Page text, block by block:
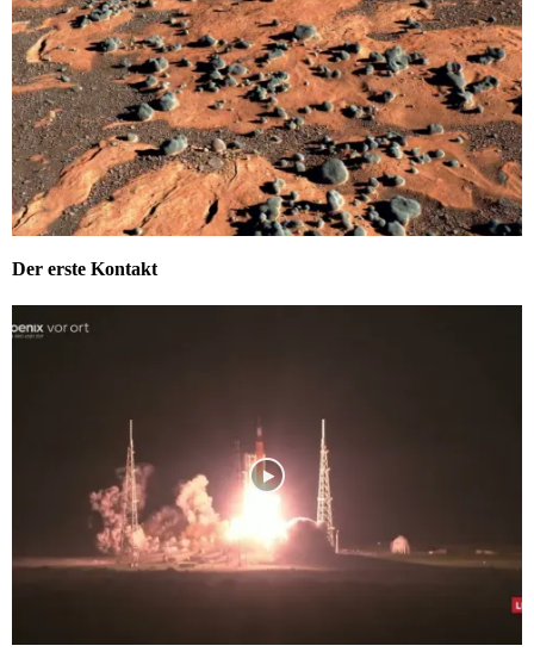
Der erste Kontakt